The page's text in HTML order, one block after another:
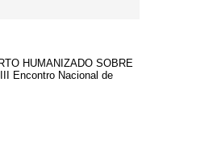
HUMANIZADO SOBRE
Encontro Nacional de